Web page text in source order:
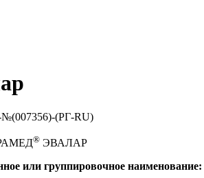
(РГ-RU)
® ЭВАЛАР
или группировочное наименование: